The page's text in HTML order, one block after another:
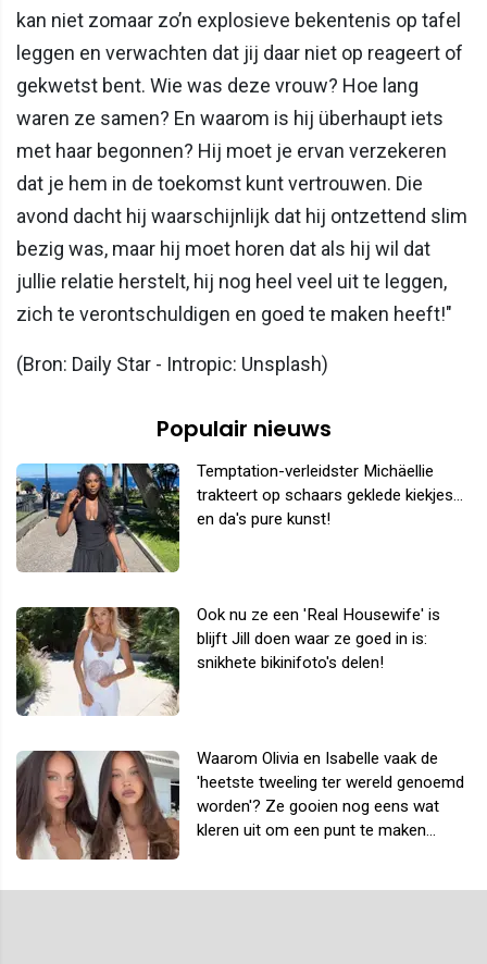
kan niet zomaar zo’n explosieve bekentenis op tafel
leggen en verwachten dat jij daar niet op reageert of
gekwetst bent. Wie was deze vrouw? Hoe lang
waren ze samen? En waarom is hij überhaupt iets
met haar begonnen? Hij moet je ervan verzekeren
dat je hem in de toekomst kunt vertrouwen. Die
avond dacht hij waarschijnlijk dat hij ontzettend slim
bezig was, maar hij moet horen dat als hij wil dat
jullie relatie herstelt, hij nog heel veel uit te leggen,
zich te verontschuldigen en goed te maken heeft!"
(Bron: Daily Star - Intropic: Unsplash)
Populair nieuws
Temptation-verleidster Michäellie
trakteert op schaars geklede kiekjes...
en da's pure kunst!
Ook nu ze een 'Real Housewife' is
blijft Jill doen waar ze goed in is:
snikhete bikinifoto's delen!
Waarom Olivia en Isabelle vaak de
'heetste tweeling ter wereld genoemd
worden'? Ze gooien nog eens wat
kleren uit om een punt te maken...